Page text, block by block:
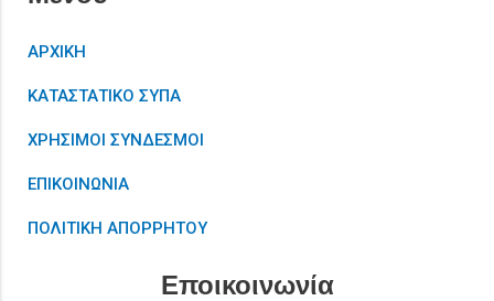
ΑΡΧΙΚΗ
ΚΑΤΑΣΤΑΤΙΚΟ ΣΥΠΑ
ΧΡΗΣΙΜΟΙ ΣΥΝΔΕΣΜΟΙ
ΕΠΙΚΟΙΝΩΝΙΑ
ΠΟΛΙΤΙΚΗ ΑΠΟΡΡΗΤΟΥ
Εποικοινωνία